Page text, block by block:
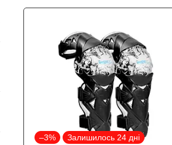
–3% Залишилось 24 дні